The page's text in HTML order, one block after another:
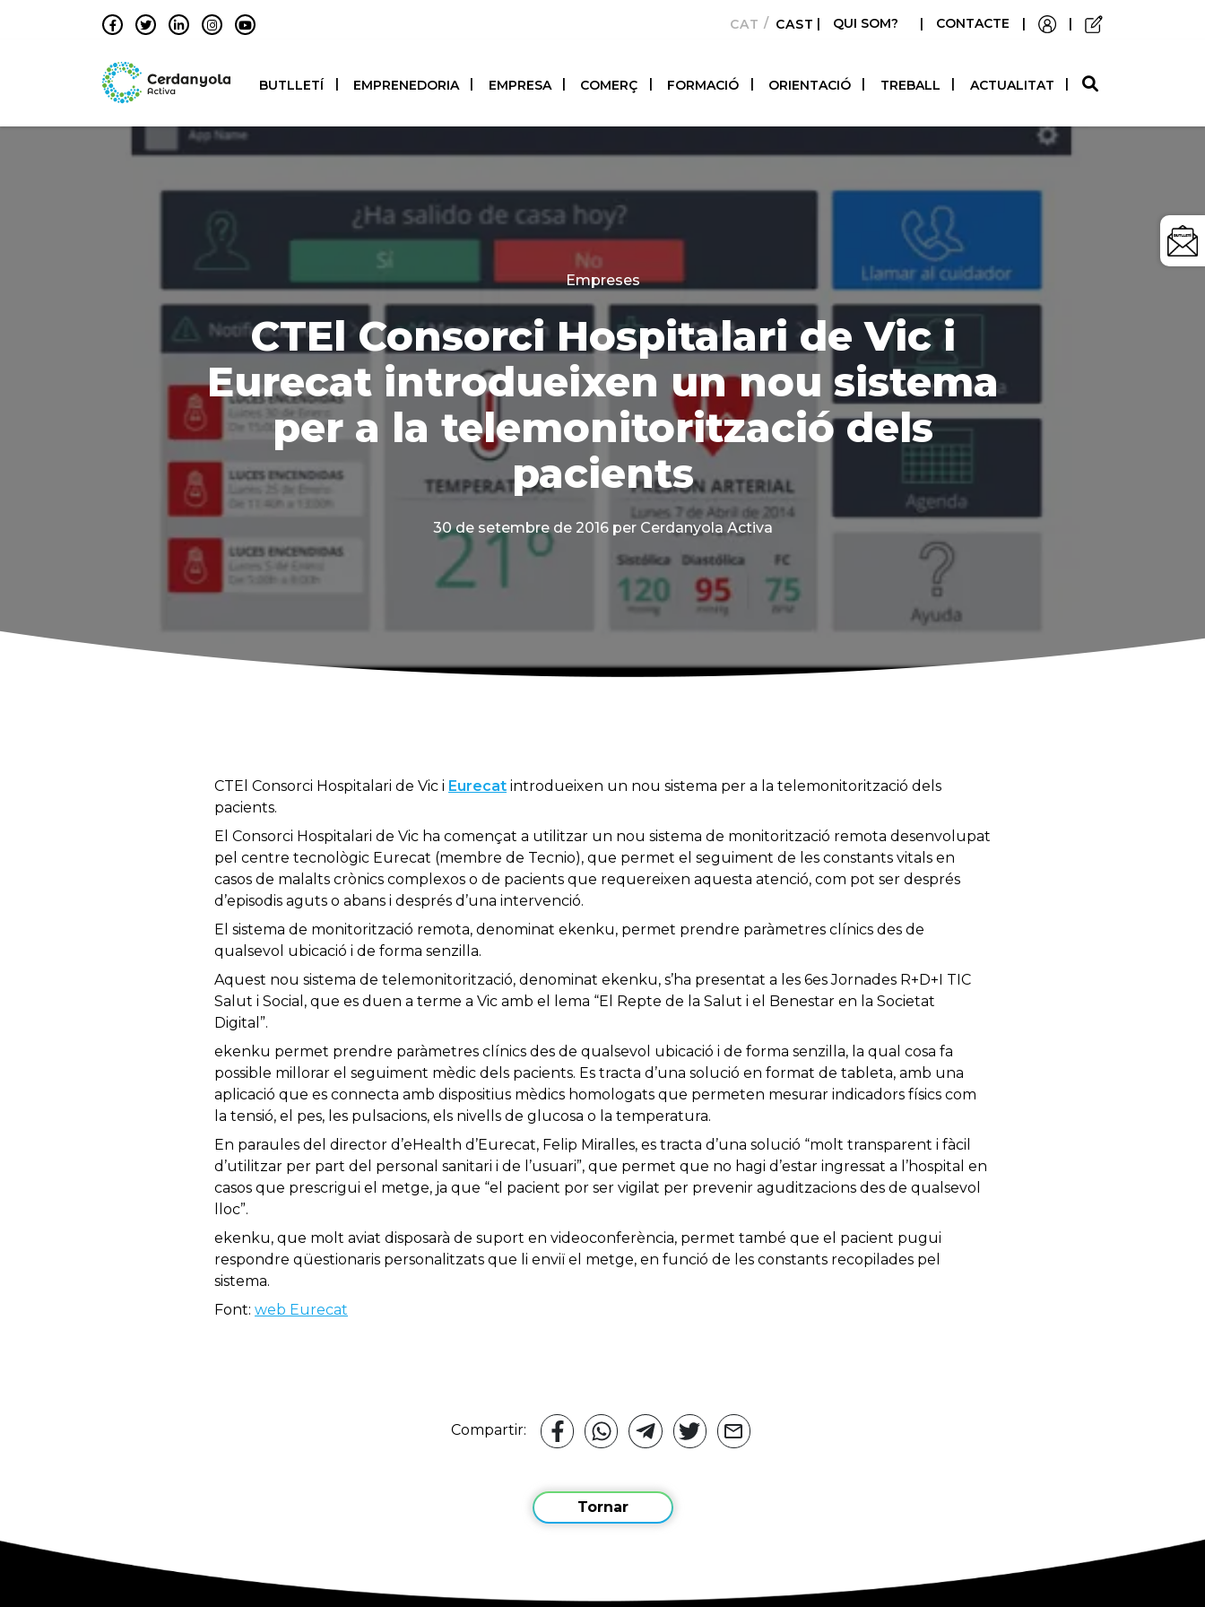
CATALÀCASTELLANO
| QUI SOM? | CONTACTE | |
BUTLLETÍ EMPRENEDORIA EMPRESA COMERÇ FORMACIÓ ORIENTACIÓ TREBALL ACTUALITAT
Categories
Empreses
CTEl Consorci Hospitalari de Vic i
Eurecat introdueixen un nou sistema
per a la telemonitorització dels
pacients
30 de setembre de 2016 per Cerdanyola Activa
CTEl Consorci Hospitalari de Vic i Eurecat introdueixen un nou sistema per a la telemonitorització dels
pacients.
El Consorci Hospitalari de Vic ha començat a utilitzar un nou sistema de monitorització remota desenvolupat
pel centre tecnològic Eurecat (membre de Tecnio), que permet el seguiment de les constants vitals en
casos de malalts crònics complexos o de pacients que requereixen aquesta atenció, com pot ser després
d’episodis aguts o abans i després d’una intervenció.
El sistema de monitorització remota, denominat ekenku, permet prendre paràmetres clínics des de
qualsevol ubicació i de forma senzilla.
Aquest nou sistema de telemonitorització, denominat ekenku, s’ha presentat a les 6es Jornades R+D+I TIC
Salut i Social, que es duen a terme a Vic amb el lema “El Repte de la Salut i el Benestar en la Societat
Digital”.
ekenku permet prendre paràmetres clínics des de qualsevol ubicació i de forma senzilla, la qual cosa fa
possible millorar el seguiment mèdic dels pacients. Es tracta d’una solució en format de tableta, amb una
aplicació que es connecta amb dispositius mèdics homologats que permeten mesurar indicadors físics com
la tensió, el pes, les pulsacions, els nivells de glucosa o la temperatura.
En paraules del director d’eHealth d’Eurecat, Felip Miralles, es tracta d’una solució “molt transparent i fàcil
d’utilitzar per part del personal sanitari i de l’usuari”, que permet que no hagi d’estar ingressat a l’hospital en
casos que prescrigui el metge, ja que “el pacient por ser vigilat per prevenir aguditzacions des de qualsevol
lloc”.
ekenku, que molt aviat disposarà de suport en videoconferència, permet també que el pacient pugui
respondre qüestionaris personalitzats que li enviï el metge, en funció de les constants recopilades pel
sistema.
Font: web Eurecat
Compartir:
Tornar